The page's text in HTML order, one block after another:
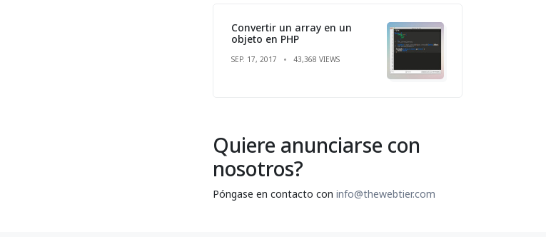
Convertir un array en un
objeto en PHP
SEP. 17, 2017 43,368 VIEWS
Quiere anunciarse con
nosotros?
Póngase en contacto con info@thewebtier.com